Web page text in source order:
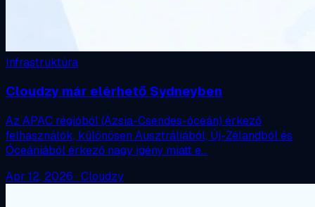
Infrastruktúra
Cloudzy már elérhető Sydneyben
Az APAC régióból (Ázsia-Csendes-óceán) érkező
felhasználók, különösen Ausztráliából, Új-Zélandból és
Óceániából érkező nagy igény miatt e…
Apr 12, 2026 · Cloudzy